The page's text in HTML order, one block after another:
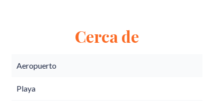
Cerca de
Aeropuerto
Playa